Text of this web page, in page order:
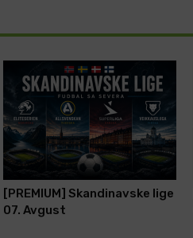
[PREMIUM] Skandinavske lige
07. Avgust